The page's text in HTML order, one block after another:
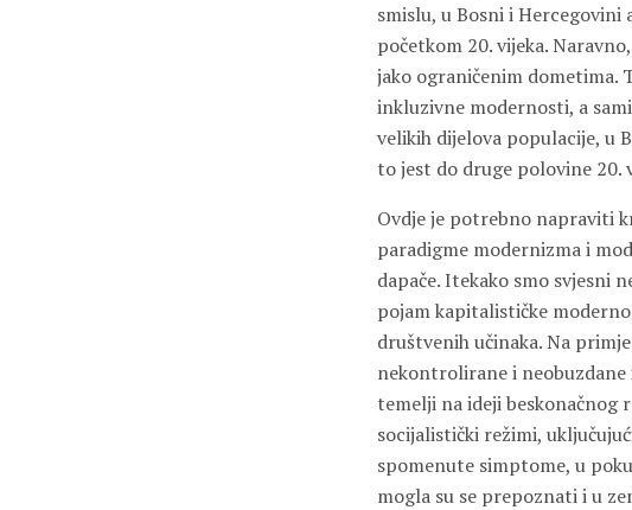
smislu, u Bosni i
početkom 20. vijeka.
jako ograničenim dometima.
inkluzivne modernosti, a
velikih dijelova populacije, u
to jest do druge polovine 20.
Ovdje je potrebno napraviti
paradigme modernizma i
dapače. Itekako smo svjesni
pojam kapitalističke
društvenih učinaka. Na
nekontrolirane i
temelji na ideji
socijalistički režimi,
spomenute simptome, u
mogla su se prepoznati i u